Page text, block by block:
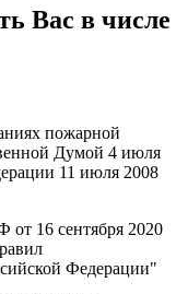
Вас в числе
пожарной
Думой 4 июля
11 июля 2008
от 16 сентября 2020
Федерации"